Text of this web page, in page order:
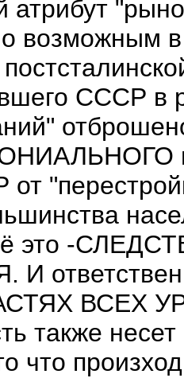
атрибут
возможным в
СССР в
это -
ВСЕХ
также
что